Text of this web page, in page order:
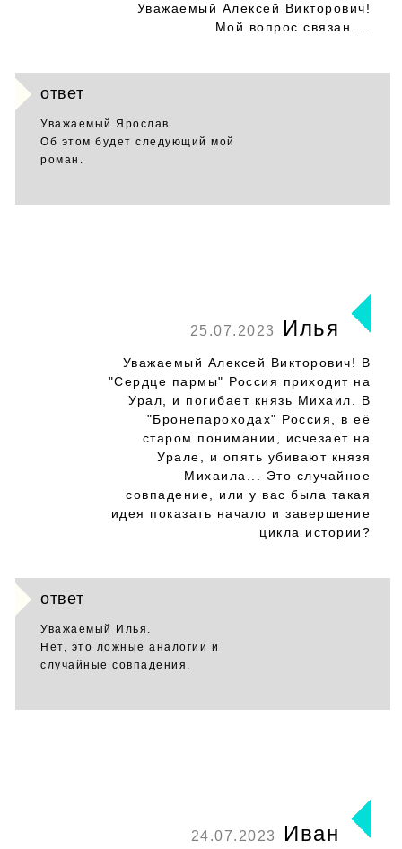
Уважаемый Алексей Викторович!
Мой вопрос связан ...
ответ
Уважаемый Ярослав.
Об этом будет следующий мой
роман.
25.07.2023 Илья
Уважаемый Алексей Викторович! В
"Сердце пармы" Россия приходит на
Урал, и погибает князь Михаил. В
"Бронепароходах" Россия, в её
старом понимании, исчезает на
Урале, и опять убивают князя
Михаила... Это случайное
совпадение, или у вас была такая
идея показать начало и завершение
цикла истории?
ответ
Уважаемый Илья.
Нет, это ложные аналогии и
случайные совпадения.
24.07.2023 Иван